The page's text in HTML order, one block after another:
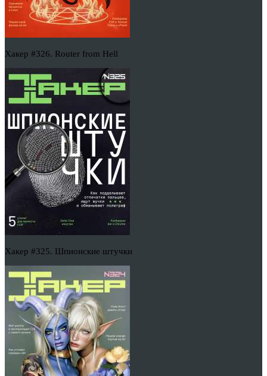
Хакер #326. Router from Hell
Хакер #325. Шпионские штучки